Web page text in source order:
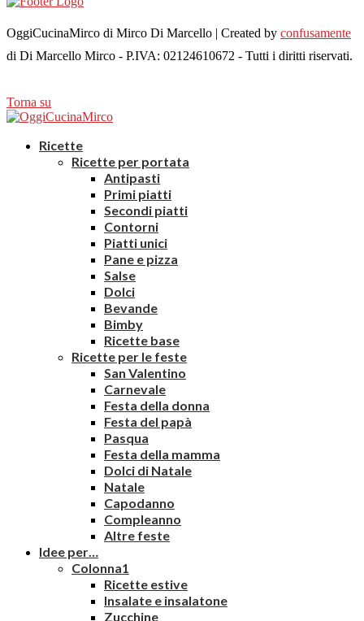
OggiCucinaMirco di Mirco Di Marcello | Created by confusamente
di Di Marcello Mirco - P.IVA: 02124610672 - Tutti i diritti riservati.
Torna su
Ricette
Ricette per portata
Antipasti
Primi piatti
Secondi piatti
Contorni
Piatti unici
Pane e pizza
Salse
Dolci
Bevande
Bimby
Ricette base
Ricette per le feste
San Valentino
Carnevale
Festa della donna
Festa del papà
Pasqua
Festa della mamma
Dolci di Natale
Natale
Capodanno
Compleanno
Altre feste
Idee per…
Colonna1
Ricette estive
Insalate e insalatone
Zucchine